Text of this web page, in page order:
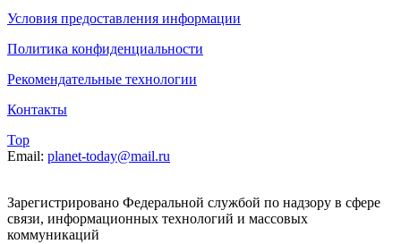
Условия предоставления информации
Политика конфиденциальности
Рекомендательные технологии
Контакты
Top
Email: planet-today@mail.ru
Зарегистрировано Федеральной службой по надзору в сфере
связи, информационных технологий и массовых
коммуникаций